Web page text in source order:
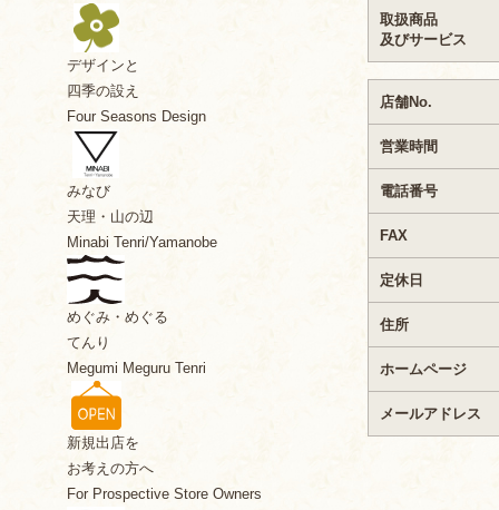
取扱商品
及びサービス
店舗No.
営業時間
電話番号
FAX
定休日
住所
ホームページ
メールアドレス
デザインと
四季の設え
Four Seasons Design
みなび
天理・山の辺
Minabi Tenri/Yamanobe
めぐみ・めぐる
てんり
Megumi Meguru Tenri
新規出店を
お考えの方へ
For Prospective Store Owners